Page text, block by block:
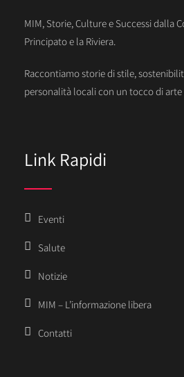
MIM, Storie, Culture e Successi dalla
Principato e la Riviera.
Raccontiamo storie di stile,
personalità locali con un tocco di
Link Rapidi
Eventi
Salute
Notizie
MIM – L’informazione libera
Contatti